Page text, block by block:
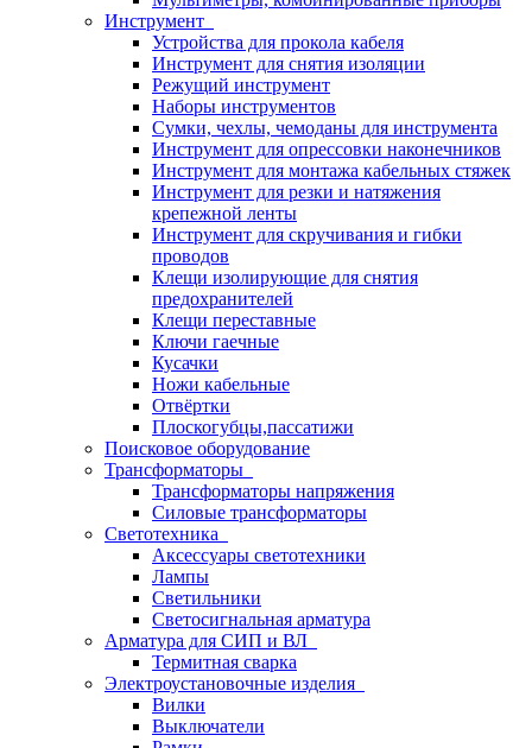
Инструмент
Устройства для прокола кабеля
Инструмент для снятия изоляции
Режущий инструмент
Наборы инструментов
Сумки, чехлы, чемоданы для инструмента
Инструмент для опрессовки наконечников
Инструмент для монтажа кабельных стяжек
Инструмент для резки и натяжения
крепежной ленты
Инструмент для скручивания и гибки
проводов
Клещи изолирующие для снятия
предохранителей
Клещи переставные
Ключи гаечные
Кусачки
Ножи кабельные
Отвёртки
Плоскогубцы,пассатижи
Поисковое оборудование
Трансформаторы
Трансформаторы напряжения
Силовые трансформаторы
Светотехника
Аксессуары светотехники
Лампы
Светильники
Светосигнальная арматура
Арматура для СИП и ВЛ
Термитная сварка
Электроустановочные изделия
Вилки
Выключатели